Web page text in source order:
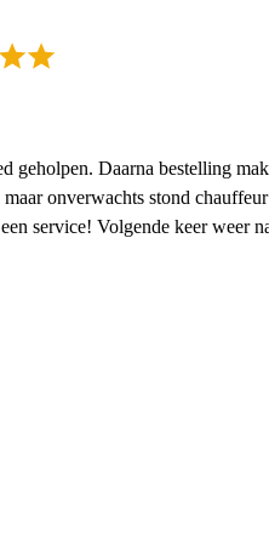
geholpen. Daarna bestelling
onverwachts stond
service! Volgende keer weer